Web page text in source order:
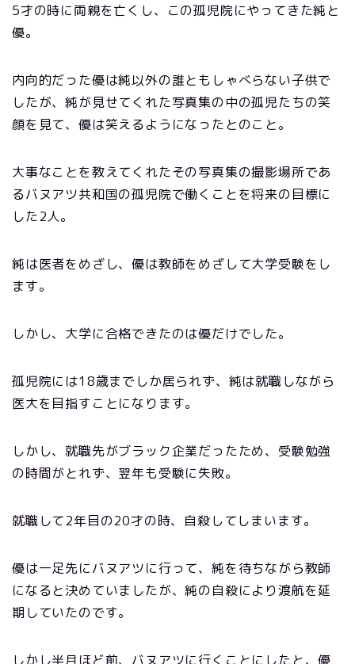
5才の時に両親を亡くし、この孤児院にやってきた純と
優。
内向的だった優は純以外の誰ともしゃべらない子供で
したが、純が見せてくれた写真集の中の孤児たちの笑
顔を見て、優は笑えるようになったとのこと。
大事なことを教えてくれたその写真集の撮影場所であ
るバヌアツ共和国の孤児院で働くことを将来の目標に
した2人。
純は医者をめざし、優は教師をめざして大学受験をし
ます。
しかし、大学に合格できたのは優だけでした。
孤児院には18歳までしか居られず、純は就職しながら
医大を目指すことになります。
しかし、就職先がブラック企業だったため、受験勉強
の時間がとれず、翌年も受験に失敗。
就職して2年目の20才の時、自殺してしまいます。
優は一足先にバヌアツに行って、純を待ちながら教師
になると決めていましたが、純の自殺により渡航を延
期していたのです。
しかし半月ほど前、バヌアツに行くことにしたと、優